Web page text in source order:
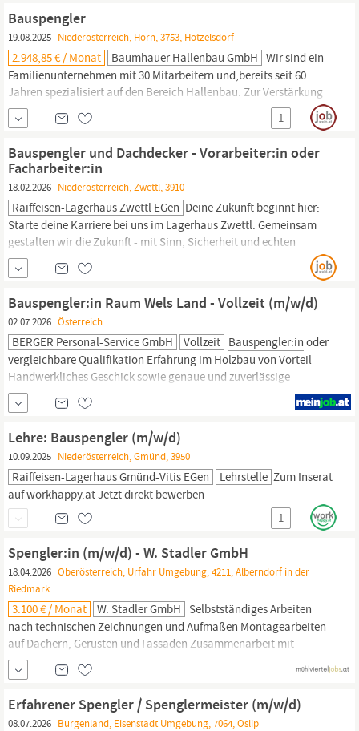
Herstellung und Montage von Blechdächern,
Dachentwässerungs- und
Bauspengler
19.08.2025 Niederösterreich, Horn, 3753, Hötzelsdorf
2.948,85 € / Monat Baumhauer Hallenbau GmbH ​ Wir sind ein
Familienunternehmen mit 30 Mitarbeitern und;bereits seit 60
Jahren spezialisiert auf den Bereich Hallenbau. Zur Verstärkung
unseres Teams;suchen wir für das Einsatzgebiet NÖ und Wien
(Tagesbaustellen) einen;
Das wären deine
Unterkonstruktionen, Fenster und
1
Bauspengler und Dachdecker - Vorarbeiter:in oder
Facharbeiter:in
18.02.2026 Niederösterreich, Zwettl, 3910
Raiffeisen-Lagerhaus Zwettl EGen Deine Zukunft beginnt hier:
Starte deine Karriere bei uns im Lagerhaus Zwettl. Gemeinsam
gestalten wir die Zukunft - mit Sinn, Sicherheit und echten
Chancen. Als großer, verlässlicher Arbeitgeber in der Region
bieten wir dir Perspektiven und Vielfalt. Für unser Team in Zwettl
Bauspengler:in Raum Wels Land - Vollzeit (m/w/d)
02.07.2026 Österreich
BERGER Personal-Service GmbH Vollzeit Bauspengler:in oder
vergleichbare Qualifikation Erfahrung im Holzbau von Vorteil
Handwerkliches Geschick sowie genaue und zuverlässige
Arbeitsweise Teamgeist, Motivation und Einsatzbereitschaft
Selbstständiges Arbeiten auf der Baustelle Das bieten wir dir als
Abwechslungsreiche Projekte im Bereich
Bauspengler-und Holzbauarbeiten...
Lehre: Bauspengler (m/w/d)
10.09.2025 Niederösterreich, Gmünd, 3950
Raiffeisen-Lagerhaus Gmünd-Vitis EGen Lehrstelle Zum Inserat
auf workhappy.at Jetzt direkt bewerben
1
Spengler:in (m/w/d) - W. Stadler GmbH
18.04.2026 Oberösterreich, Urfahr Umgebung, 4211, Alberndorf in der
Riedmark
3.100 € / Monat W. Stadler GmbH Selbstständiges Arbeiten
nach technischen Zeichnungen und Aufmaßen Montagearbeiten
auf Dächern, Gerüsten und Fassaden Zusammenarbeit mit
Dachdecker:innen, Bauleiter:innen und Kund:innen vor Ort
Womit Du uns begeistern kannst… Abgeschlossene Ausbildung
Bauspengler
:in Mehrjährige Berufserfahrung von
Vorteil Handwerkliches Geschick und
Erfahrener Spengler / Spenglermeister (m/w/d)
08.07.2026 Burgenland, Eisenstadt Umgebung, 7064, Oslip